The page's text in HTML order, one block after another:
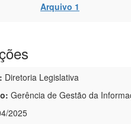
Arquivo 1
Diretoria Legislativa
Gerência de Gestão da
2025